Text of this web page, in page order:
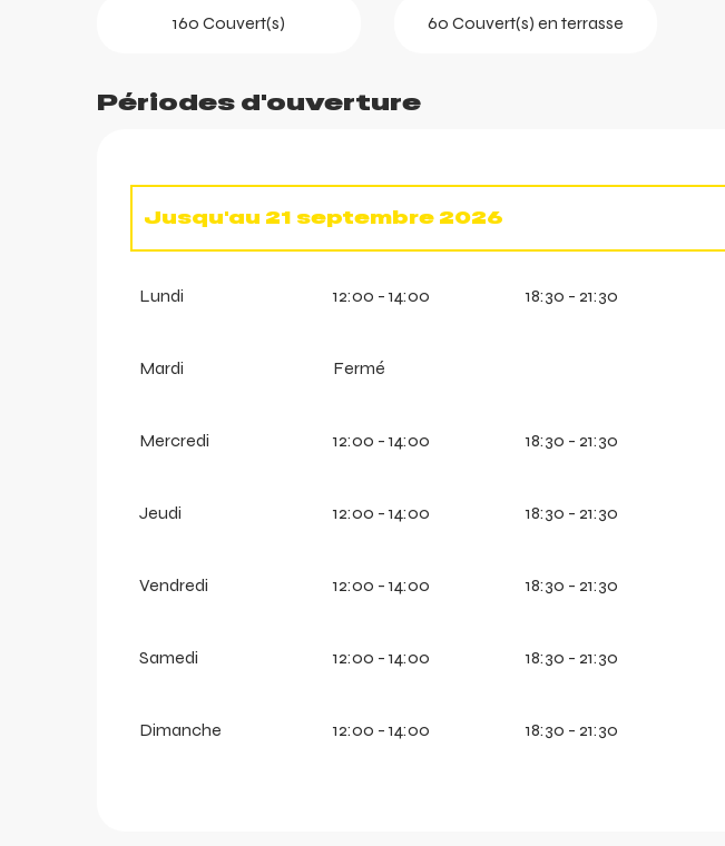
160 Couvert(s) 60 Couvert(s) en terrasse
Périodes d'ouverture
Jusqu'au 21 septembre 2026
Lundi 12:00 - 14:00 18:30 - 21:30
Mardi Fermé
Mercredi 12:00 - 14:00 18:30 - 21:30
Jeudi 12:00 - 14:00 18:30 - 21:30
Vendredi 12:00 - 14:00 18:30 - 21:30
Samedi 12:00 - 14:00 18:30 - 21:30
Dimanche 12:00 - 14:00 18:30 - 21:30